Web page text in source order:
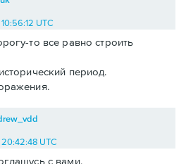
UTC
то все равно строить
период.
20:42:48 UTC
с вами.